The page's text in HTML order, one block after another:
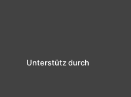
Unterstütz durch